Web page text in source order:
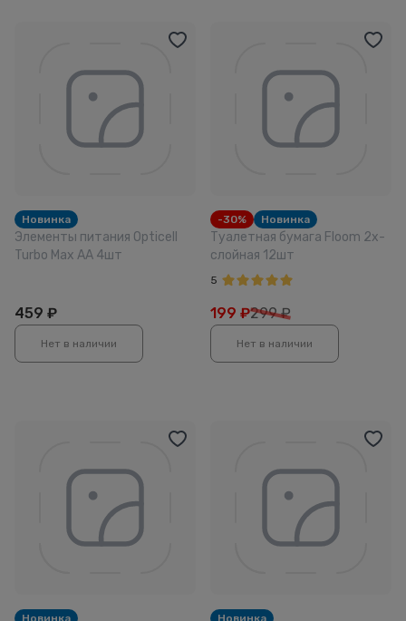
Новинка
Элементы питания Opticell
Turbo Max AA 4шт
459 ₽
Нет в наличии
-30% Новинка
Туалетная бумага Floom 2х-
слойная 12шт
5
199 ₽299 ₽
Нет в наличии
Новинка Новинка